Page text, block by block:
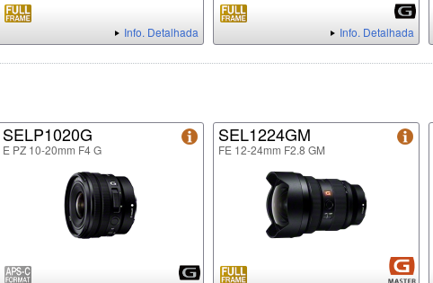
Info. Detalhada Info. Detalhada
SELP1020G
E PZ 10-20mm F4 G
SEL1224GM
FE 12-24mm F2.8 GM